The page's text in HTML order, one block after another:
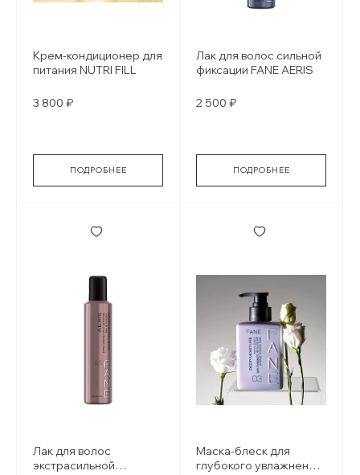
Крем-кондиционер для
питания NUTRI FILL
3 800 ₽
ПОДРОБНЕЕ
Лак для волос сильной
фиксации FANE AERIS
2 500 ₽
ПОДРОБНЕЕ
Лак для волос
экстрасильной
Маска-блеск для
глубокого увлажнения